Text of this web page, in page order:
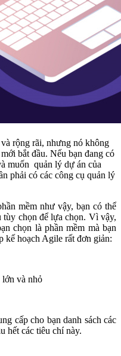
rộng rãi, nhưng nó không
bắt đầu. Nếu bạn đang có
muốn quản lý dự án của
phải có các công cụ quản lý
mềm như vậy, bạn có thể
tùy chọn để lựa chọn. Vì vậy,
chọn là phần mềm mà bạn
kế hoạch Agile rất đơn giản:
lớn và nhỏ
cấp cho bạn danh sách các
hết các tiêu chí này.